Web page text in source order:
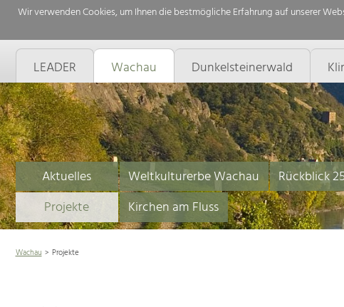
Wir verwenden Cookies, um Ihnen die bestmögliche Erfahrung auf unserer
LEADER Wachau Dunkelsteinerwald
Aktuelles Weltkulturerbe Wachau Rückblick
Projekte
Kirchen am Fluss
Wachau Projekte